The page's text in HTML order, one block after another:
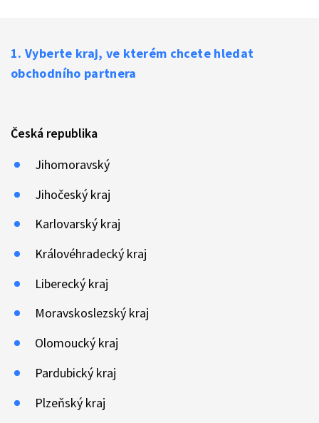
1. Vyberte kraj, ve kterém chcete hledat
obchodního partnera
Česká republika
Jihomoravský
Jihočeský kraj
Karlovarský kraj
Královéhradecký kraj
Liberecký kraj
Moravskoslezský kraj
Olomoucký kraj
Pardubický kraj
Plzeňský kraj